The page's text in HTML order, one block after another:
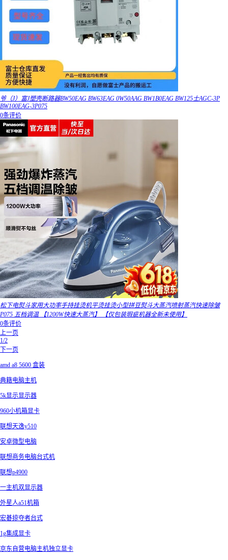
爷（J）富J塑壳断路器BW50EAG BW63EAG 0W50AAG BW1B0EAG BW125士AGC-3P
BW100EAG-3P075
0条评价
松下电熨斗家用大功率手持挂烫机平烫挂烫小型拼豆熨斗大蒸汽喷射蒸汽快速除皱
P075 五档调温 【1200W快速大蒸汽】 【仅包装瑕疵机器全新未使用】
0条评价
上一页
1/2
下一页
amd a8 5600 盒装
典籍电脑主机
5k显示显示器
960小机箱显卡
联想天逸y510
安卓微型电脑
联想商务电脑台式机
联想p4900
一主机双显示器
外星人a51机箱
宏碁掠夺者台式
1g集成显卡
京东自营电脑主机独立显卡